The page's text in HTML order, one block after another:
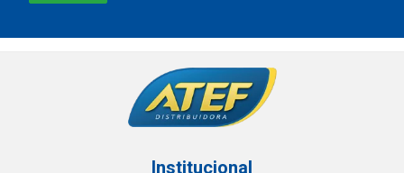
Institucional